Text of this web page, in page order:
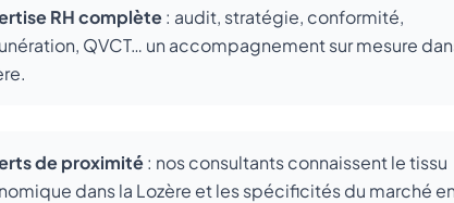
RH complète: audit, stratégie, conformité,
QVCT… un accompagnement sur mesure
de proximité: nos consultants connaissent le tissu
dans la Lozère et les spécificités du marché en